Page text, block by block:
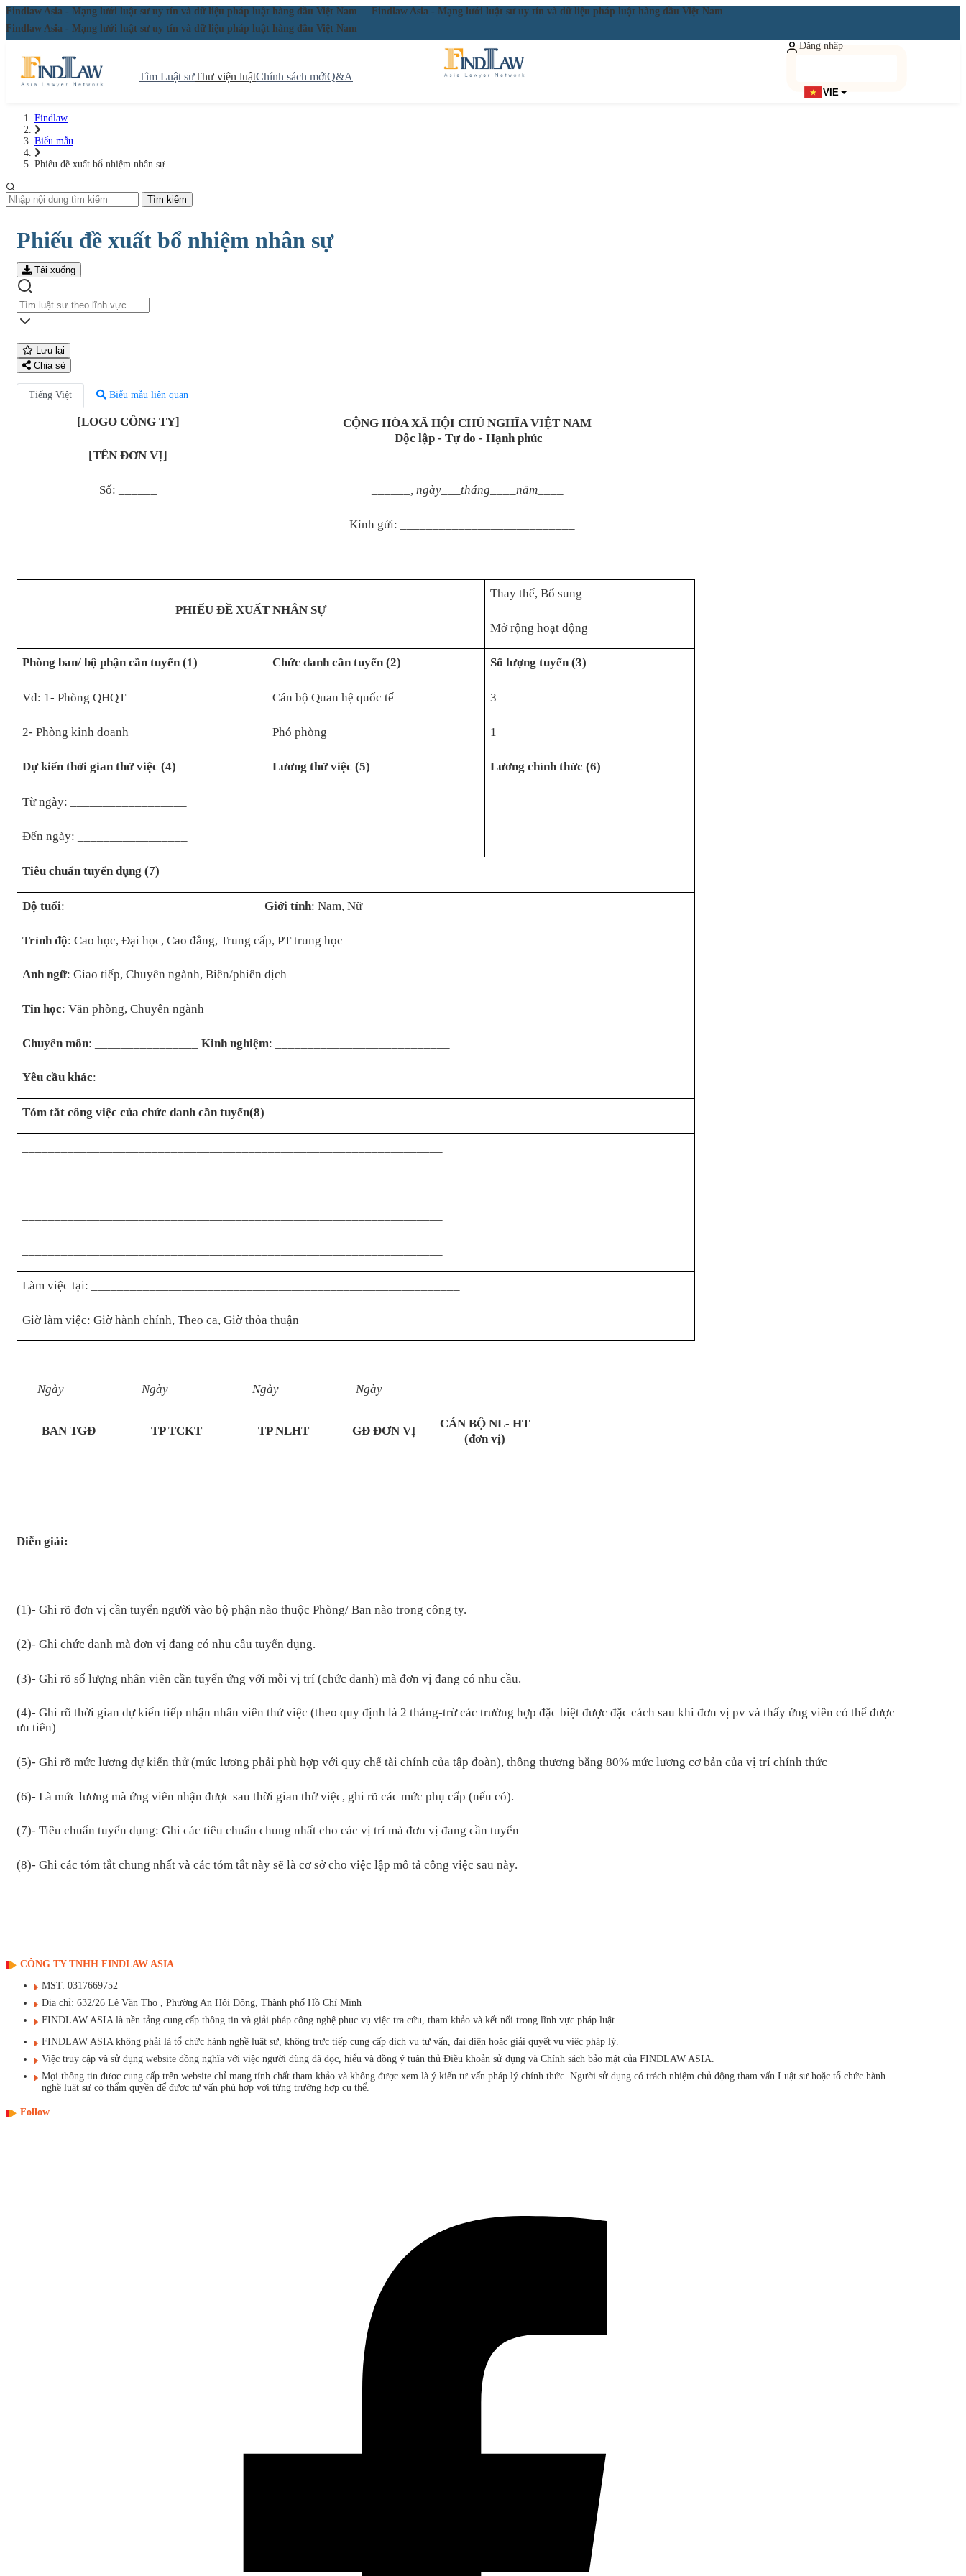
Findlaw Asia - Mạng lưới luật sư uy tín và dữ liệu pháp luật hàng đầu Việt Nam
Findlaw Asia - Mạng lưới luật sư uy tín và dữ liệu pháp luật hàng đầu Việt Nam
Findlaw Asia - Mạng lưới luật sư uy tín và dữ liệu pháp luật hàng đầu Việt Nam
Đăng nhập
VIE
Tìm Luật sưThư viện luậtChính sách mớiQ&A
Findlaw
Biểu mẫu
Phiếu đề xuất bổ nhiệm nhân sự
Tìm kiếm
Phiếu đề xuất bổ nhiệm nhân sự
Tải xuống
Lưu lại
Chia sẻ
Tiếng Việt Biểu mẫu liên quan
[LOGO CÔNG TY]
[TÊN ĐƠN VỊ]
CỘNG HÒA XÃ HỘI CHỦ NGHĨA VIỆT NAM
Độc lập - Tự do - Hạnh phúc
Số: ______ ______, ngày___tháng____năm____
Kính gửi: ___________________________
PHIẾU ĐỀ XUẤT NHÂN SỰ
Thay thế, Bổ sung
Mở rộng hoạt động
Phòng ban/ bộ phận cần tuyển (1) Chức danh cần tuyển (2) Số lượng tuyển (3)
Vd: 1- Phòng QHQT
2- Phòng kinh doanh
Cán bộ Quan hệ quốc tế
Phó phòng
3
1
Dự kiến thời gian thử việc (4) Lương thử việc (5) Lương chính thức (6)
Từ ngày: __________________
Đến ngày: _________________
Tiêu chuẩn tuyển dụng (7)
Độ tuổi: ______________________________Giới tính: Nam, Nữ _____________
Trình độ: Cao học, Đại học, Cao đẳng, Trung cấp, PT trung học
Anh ngữ: Giao tiếp, Chuyên ngành, Biên/phiên dịch
Tin học: Văn phòng, Chuyên ngành
Chuyên môn: ________________Kinh nghiệm: ___________________________
Yêu cầu khác: ____________________________________________________
Tóm tắt công việc của chức danh cần tuyển(8)
Làm việc tại: _________________________________________________________
Giờ làm việc: Giờ hành chính, Theo ca, Giờ thỏa thuận
Ngày________ Ngày_________ Ngày________ Ngày_______
BAN TGĐ TP TCKT TP NLHT GĐ ĐƠN VỊ
CÁN BỘ NL- HT
(đơn vị)
Diễn giải:
(1)- Ghi rõ đơn vị cần tuyển người vào bộ phận nào thuộc Phòng/ Ban nào trong công ty.
(2)- Ghi chức danh mà đơn vị đang có nhu cầu tuyển dụng.
(3)- Ghi rõ số lượng nhân viên cần tuyển ứng với mỗi vị trí (chức danh) mà đơn vị đang có nhu cầu.
(4)- Ghi rõ thời gian dự kiến tiếp nhận nhân viên thử việc (theo quy định là 2 tháng-trừ các trường hợp đặc biệt được đặc cách sau khi đơn vị pv và thấy ứng viên có thể được
ưu tiên)
(5)- Ghi rõ mức lương dự kiến thử (mức lương phải phù hợp với quy chế tài chính của tập đoàn), thông thương bằng 80% mức lương cơ bản của vị trí chính thức
(6)- Là mức lương mà ứng viên nhận được sau thời gian thử việc, ghi rõ các mức phụ cấp (nếu có).
(7)- Tiêu chuẩn tuyển dụng: Ghi các tiêu chuẩn chung nhất cho các vị trí mà đơn vị đang cần tuyển
(8)- Ghi các tóm tắt chung nhất và các tóm tắt này sẽ là cơ sở cho việc lập mô tả công việc sau này.
CÔNG TY TNHH FINDLAW ASIA
MST: 0317669752
Địa chỉ: 632/26 Lê Văn Thọ , Phường An Hội Đông, Thành phố Hồ Chí Minh
FINDLAW ASIA là nền tảng cung cấp thông tin và giải pháp công nghệ phục vụ việc tra cứu, tham khảo và kết nối trong lĩnh vực pháp luật.
FINDLAW ASIA không phải là tổ chức hành nghề luật sư, không trực tiếp cung cấp dịch vụ tư vấn, đại diện hoặc giải quyết vụ việc pháp lý.
Việc truy cập và sử dụng website đồng nghĩa với việc người dùng đã đọc, hiểu và đồng ý tuân thủ Điều khoản sử dụng và Chính sách bảo mật của FINDLAW ASIA.
Mọi thông tin được cung cấp trên website chỉ mang tính chất tham khảo và không được xem là ý kiến tư vấn pháp lý chính thức. Người sử dụng có trách nhiệm chủ động tham vấn Luật sư hoặc tổ chức hành
nghề luật sư có thẩm quyền để được tư vấn phù hợp với từng trường hợp cụ thể.
Follow